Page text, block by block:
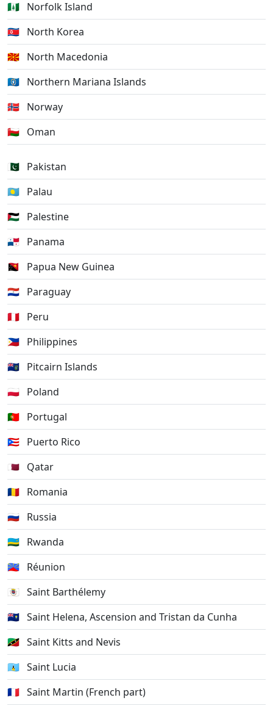
🇳🇫 Norfolk Island
🇰🇵 North Korea
🇲🇰 North Macedonia
🇲🇵 Northern Mariana Islands
🇳🇴 Norway
🇴🇲 Oman
🇵🇰 Pakistan
🇵🇼 Palau
🇵🇸 Palestine
🇵🇦 Panama
🇵🇬
Papua New Guinea
🇵🇾 Paraguay
🇵🇪 Peru
🇵🇭 Philippines
🇵🇳 Pitcairn Islands
🇵🇱 Poland
🇵🇹 Portugal
🇵🇷 Puerto Rico
🇶🇦 Qatar
🇷🇴 Romania
🇷🇺 Russia
🇷🇼 Rwanda
🇷🇪 Réunion
🇧🇱 Saint Barthélemy
🇸🇭 Saint Helena, Ascension and Tristan da Cunha
🇰🇳 Saint Kitts and Nevis
🇱🇨 Saint Lucia
🇲🇫 Saint Martin (French part)